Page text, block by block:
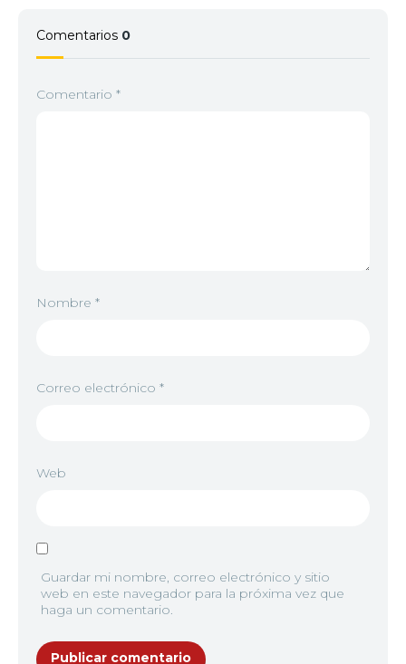
Comentarios 0
Comentario *
Nombre *
Correo electrónico *
Web
Guardar mi nombre, correo electrónico y sitio
web en este navegador para la próxima vez que
haga un comentario.